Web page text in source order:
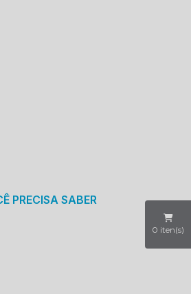
PRECISA SABER
0 iten(s)